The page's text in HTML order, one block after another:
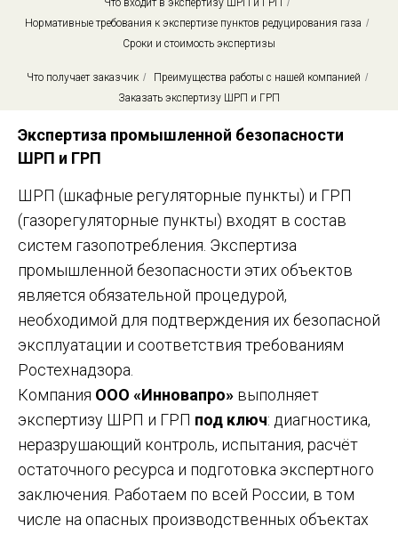
Что входит в экспертизу ШРП и ГРП /
Нормативные требования к экспертизе пунктов редуцирования газа /
Сроки и стоимость экспертизы
Что получает заказчик / Преимущества работы с нашей компанией /
Заказать экспертизу ШРП и ГРП
Экспертиза промышленной безопасности
ШРП и ГРП
ШРП (шкафные регуляторные пункты) и ГРП
(газорегуляторные пункты) входят в состав
систем газопотребления. Экспертиза
промышленной безопасности этих объектов
является обязательной процедурой,
необходимой для подтверждения их безопасной
эксплуатации и соответствия требованиям
Ростехнадзора.
Компания ООО «Инновапро» выполняет
экспертизу ШРП и ГРП под ключ: диагностика,
неразрушающий контроль, испытания, расчёт
остаточного ресурса и подготовка экспертного
заключения. Работаем по всей России, в том
числе на опасных производственных объектах